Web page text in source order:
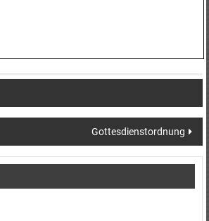
Gottesdienstordnung